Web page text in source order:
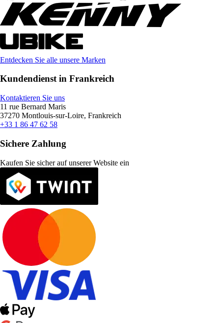
Entdecken Sie alle unsere Marken
Kundendienst in Frankreich
Kontaktieren Sie uns
11 rue Bernard Maris
37270 Montlouis-sur-Loire, Frankreich
+33 1 86 47 62 58
Sichere Zahlung
Kaufen Sie sicher auf unserer Website ein